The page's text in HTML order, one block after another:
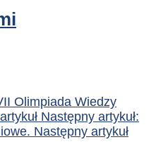
Olimpiada Wiedzy
Następny artykuł:
Następny artykuł